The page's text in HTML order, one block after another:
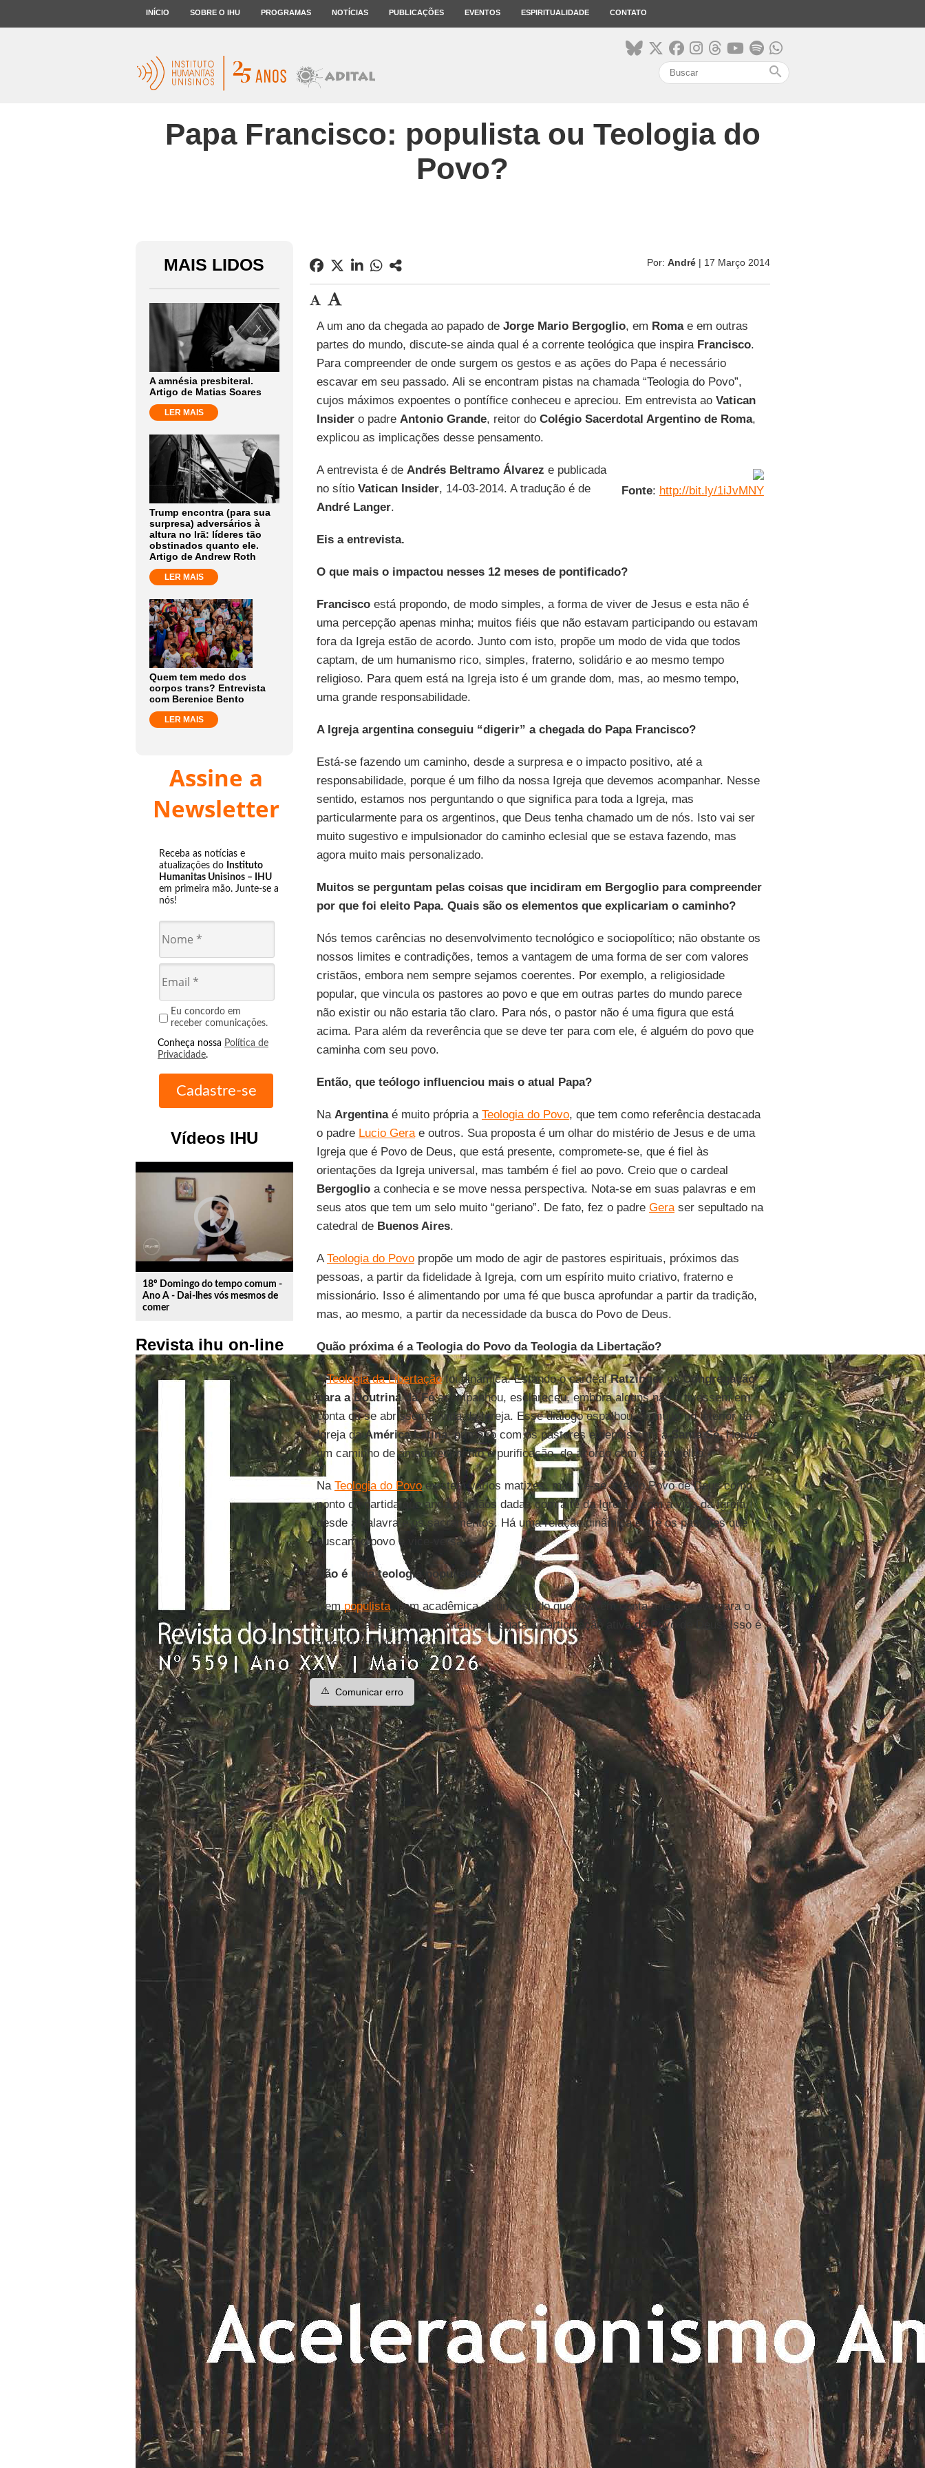
INÍCIO SOBRE O IHU PROGRAMAS NOTÍCIAS PUBLICAÇÕES EVENTOS ESPIRITUALIDADE CONTATO
search
Papa Francisco: populista ou Teologia do
Povo?
MAIS LIDOS
A amnésia presbiteral.
Artigo de Matias Soares
LER MAIS
Trump encontra (para sua
surpresa) adversários à
altura no Irã: líderes tão
obstinados quanto ele.
Artigo de Andrew Roth
LER MAIS
Quem tem medo dos
corpos trans? Entrevista
com Berenice Bento
LER MAIS
Assine a
Newsletter
Receba as notícias e
atualizações do Instituto
Humanitas Unisinos – IHU
em primeira mão. Junte-se a
nós!
Eu concordo em
receber comunicações.
Conheça nossa Política de
Privacidade.
Vídeos IHU
play_circle_outline
18º Domingo do tempo comum -
Ano A - Dai-lhes vós mesmos de
comer
Revista ihu on-line
Por: André| 17 Março 2014
A um ano da chegada ao papado de Jorge Mario Bergoglio, em Romae em outras
partes do mundo, discute-se ainda qual é a corrente teológica que inspira Francisco.
Para compreender de onde surgem os gestos e as ações do Papa é necessário
escavar em seu passado. Ali se encontram pistas na chamada “Teologia do Povo”,
cujos máximos expoentes o pontífice conheceu e apreciou. Em entrevista ao Vatican
Insidero padre Antonio Grande, reitor do Colégio Sacerdotal Argentino de Roma,
explicou as implicações desse pensamento.
Fonte: http://bit.ly/1iJvMNY
A entrevista é de Andrés Beltramo Álvarez e publicada
no sítio Vatican Insider, 14-03-2014. A tradução é de
André Langer.
Eis a entrevista.
O que mais o impactou nesses 12 meses de pontificado?
Franciscoestá propondo, de modo simples, a forma de viver de Jesus e esta não é
uma percepção apenas minha; muitos fiéis que não estavam participando ou estavam
fora da Igreja estão de acordo. Junto com isto, propõe um modo de vida que todos
captam, de um humanismo rico, simples, fraterno, solidário e ao mesmo tempo
religioso. Para quem está na Igreja isto é um grande dom, mas, ao mesmo tempo,
uma grande responsabilidade.
A Igreja argentina conseguiu “digerir” a chegada do Papa Francisco?
Está-se fazendo um caminho, desde a surpresa e o impacto positivo, até a
responsabilidade, porque é um filho da nossa Igreja que devemos acompanhar. Nesse
sentido, estamos nos perguntando o que significa para toda a Igreja, mas
particularmente para os argentinos, que Deus tenha chamado um de nós. Isto vai ser
muito sugestivo e impulsionador do caminho eclesial que se estava fazendo, mas
agora muito mais personalizado.
Muitos se perguntam pelas coisas que incidiram em Bergoglio para compreender
por que foi eleito Papa. Quais são os elementos que explicariam o caminho?
Nós temos carências no desenvolvimento tecnológico e sociopolítico; não obstante os
nossos limites e contradições, temos a vantagem de uma forma de ser com valores
cristãos, embora nem sempre sejamos coerentes. Por exemplo, a religiosidade
popular, que vincula os pastores ao povo e que em outras partes do mundo parece
não existir ou não estaria tão claro. Para nós, o pastor não é uma figura que está
acima. Para além da reverência que se deve ter para com ele, é alguém do povo que
caminha com seu povo.
Então, que teólogo influenciou mais o atual Papa?
Na Argentinaé muito própria a Teologia do Povo, que tem como referência destacada
o padre Lucio Gerae outros. Sua proposta é um olhar do mistério de Jesus e de uma
Igreja que é Povo de Deus, que está presente, compromete-se, que é fiel às
orientações da Igreja universal, mas também é fiel ao povo. Creio que o cardeal
Bergoglioa conhecia e se move nessa perspectiva. Nota-se em suas palavras e em
seus atos que tem um selo muito “geriano”. De fato, fez o padre Geraser sepultado na
catedral de Buenos Aires.
ATeologia do Povopropõe um modo de agir de pastores espirituais, próximos das
pessoas, a partir da fidelidade à Igreja, com um espírito muito criativo, fraterno e
missionário. Isso é alimentando por uma fé que busca aprofundar a partir da tradição,
mas, ao mesmo, a partir da necessidade da busca do Povo de Deus.
Quão próxima é a Teologia do Povo da Teologia da Libertação?
ATeologia da Libertaçãofoi dinâmica. Estando o cardealRatzingernaCongregação
para a Doutrina da Féacompanhou, esclareceu, embora alguns não o tivessem em
conta ou se abrissem à vida da Igreja. Esse diálogo espalhou-se muito no interior da
Igreja daAmérica Latina, primeiro com os pastores e depois com aSanta Sé. Houve
um caminho de amadurecimento e purificação, de acordo com o Evangelho.
Na Teologia do Povoexistem vários matizes, mas vê-se a fé do Povo de Deus como
ponto de partida que anda de mãos dadas com a fé da Igreja e com a vida da Igreja,
desde a palavra e os sacramentos. Há uma relação dinâmica entre os pastores que
buscam o povo e vice-versa.
Não é uma teologia populista?
Nempopulista, nem acadêmica. É um estudo que leva em conta a fé do povo para o
serviço da fé e ao mesmo tempo resgata a participação ativa do Povo de Deus. Isso é
algo de grande riqueza.
⚠️ Comunicar erro